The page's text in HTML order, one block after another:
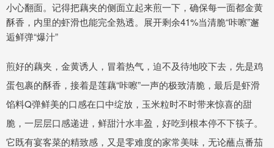
小心翻面。记得把藕夹的侧面立起来煎一下，确保每一面都金黄
酥香，内里的虾滑也能完全熟透。展开剩余41%当清脆“咔嚓”邂
逅鲜弹“爆汁”
煎好的藕夹，金黄诱人，冒着热气，迫不及待地咬下去，先是鸡
蛋包裹的酥香，接着是莲藕“咔嚓”一声的极致清脆，最后是虾滑
馅料Q弹鲜美的口感在口中绽放，玉米粒时不时带来惊喜的甜
脆，一层层口感递进，鲜甜汁水丰盈，好吃到根本停不下筷子。
它既有宴客菜的精致感，又是零难度的家常美味，无论蘸点番茄